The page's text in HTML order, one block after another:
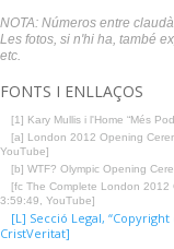
NOTA: Números entre
Les fotos, si n'hi ha, també
etc.
FONTS I ENLLAÇOS
[1] Kary Mullis i l'Home “Més
[a] London 2012 Opening
YouTube]
[b] WTF? Olympic Opening
[fc The Complete London 2012
3:59:49, YouTube]
[L] Secció Legal,
CristVeritat]